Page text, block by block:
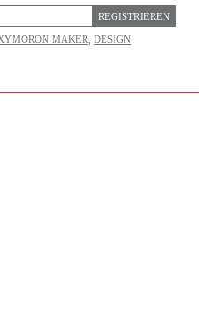
REGISTRIEREN
MAKER ,DESIGN